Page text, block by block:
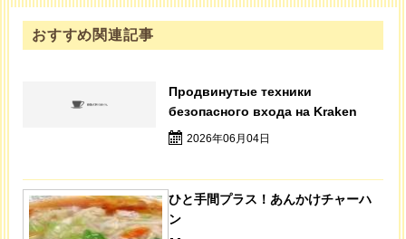
おすすめ関連記事
Продвинутые техники
безопасного входа на Kraken
2026年06月04日
ひと手間プラス！あんかけチャーハ
ン